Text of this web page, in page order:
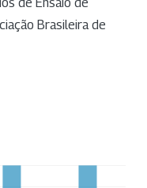
Brasileira de